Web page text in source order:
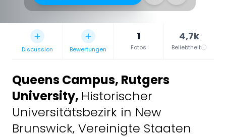
Discussion Bewertungen
1
Fotos
4,7k
Beliebtheit
Queens Campus, Rutgers
University, Historischer
Universitätsbezirk in New
Brunswick, Vereinigte Staaten